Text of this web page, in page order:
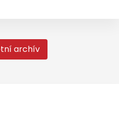
archív